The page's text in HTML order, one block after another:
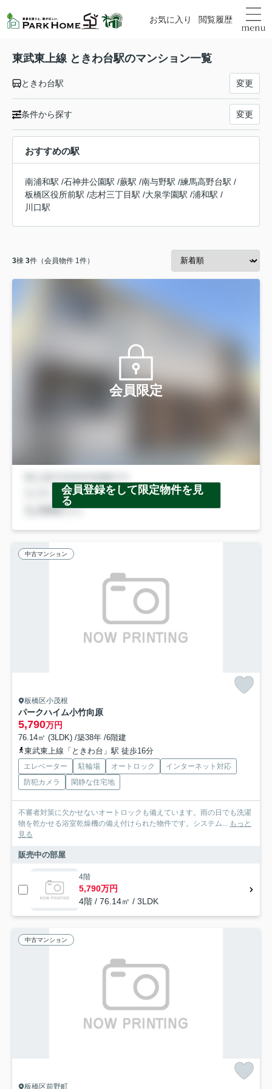
お気に入り 閲覧履歴
東武東上線 ときわ台駅のマンション一覧
ときわ台駅 変更
条件から探す 変更
おすすめの駅
南浦和駅 /石神井公園駅 /蕨駅 /南与野駅 /練馬高野台駅 /
板橋区役所前駅 /志村三丁目駅 /大泉学園駅 /浦和駅 /
川口駅
3棟 3件（会員物件 1件）
会員限定
会員登録をして限定物件を見
る
中古マンション
板橋区小茂根
パークハイム小竹向原
5,790万円
76.14㎡ (3LDK) /築38年 /6階建
東武東上線「ときわ台」駅 徒歩16分
エレベーター 駐輪場 オートロック
インターネット対応
防犯カメラ
閑静な住宅地
不審者対策に欠かせないオートロックも備えています。雨の日でも洗濯
物を乾かせる浴室乾燥機の備え付けられた物件です。システム... もっと
見る
販売中の部屋
4階
5,790万円
4階 / 76.14㎡ / 3LDK
中古マンション
板橋区前野町